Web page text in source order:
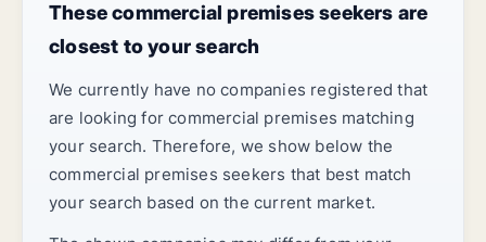
These commercial premises seekers are
closest to your search
We currently have no companies registered that
are looking for commercial premises matching
your search. Therefore, we show below the
commercial premises seekers that best match
your search based on the current market.